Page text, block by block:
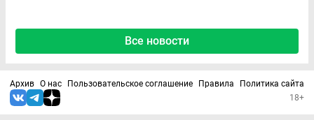
Все новости
Архив О нас Пользовательское соглашение Правила
Политика сайта
18+